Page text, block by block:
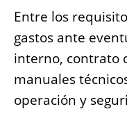
Entre los
gastos ante
interno, contrato
manuales
operación y